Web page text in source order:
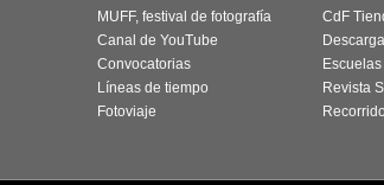
MUFF, festival de fotografía
Canal de YouTube
Convocatorias
Líneas de tiempo
Fotoviaje
CdF
Revista